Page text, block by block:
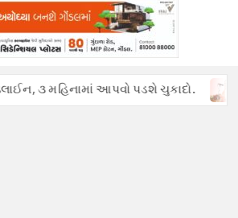
૩ મહિનામાં આપવો પડશે ચુકાદો.